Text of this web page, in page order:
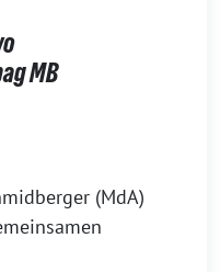
MB
(MdA)